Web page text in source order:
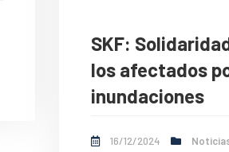
SKF:
los afectados
inundaciones
16/12/2024